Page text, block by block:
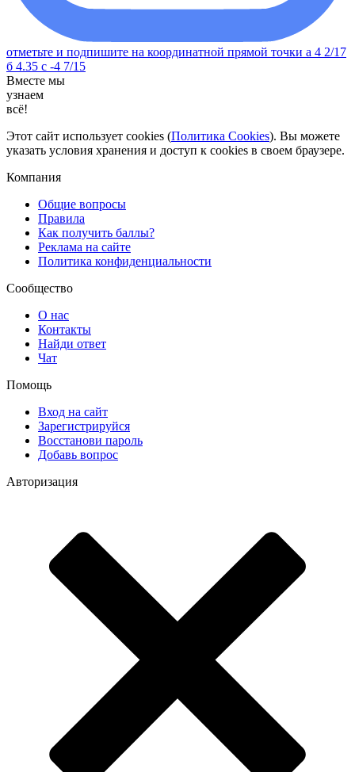
отметьте и подпишите на координатной прямой точки а 4 2/17
б 4.35 с -4 7/15
Вместе мы
узнаем
всё!
Этот сайт использует cookies (Политика Cookies). Вы можете
указать условия хранения и доступ к cookies в своем браузере.
Компания
Общие вопросы
Правила
Как получить баллы?
Реклама на сайте
Политика конфиденциальности
Сообщество
О нас
Контакты
Найди ответ
Чат
Помощь
Вход на сайт
Зарегистрируйся
Восстанови пароль
Добавь вопрос
Авторизация